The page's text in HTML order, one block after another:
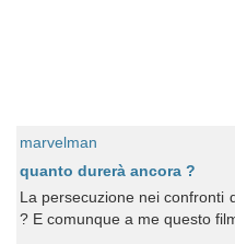
marvelman
quanto durerà ancora ?
La persecuzione nei confronti
? E comunque a me questo